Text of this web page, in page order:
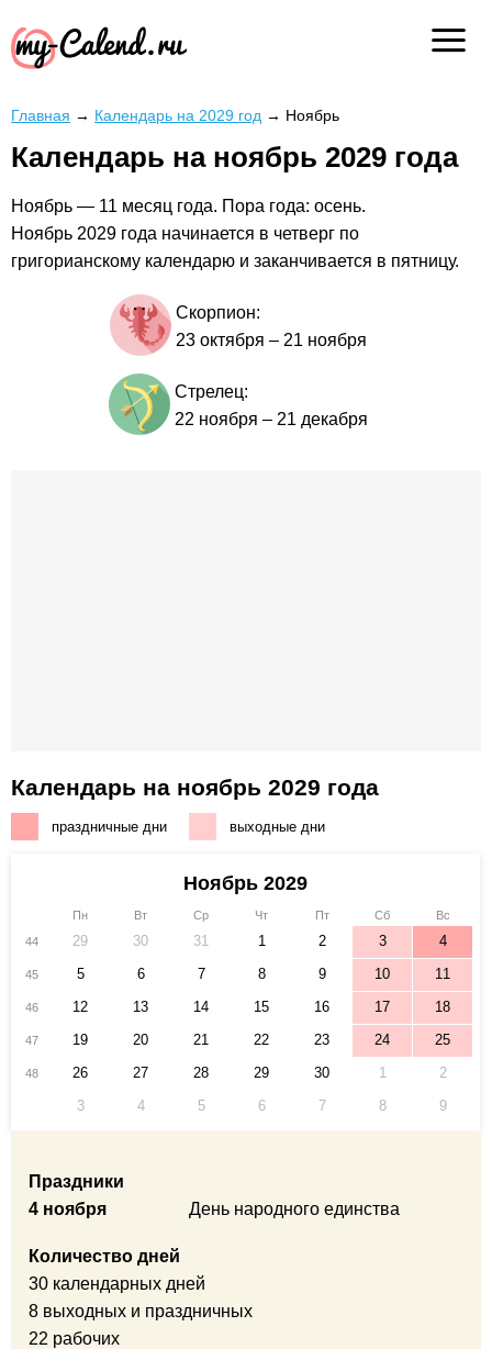
Главная → Календарь на 2029 год → Ноябрь
Календарь на ноябрь 2029 года
Ноябрь — 11 месяц года. Пора года: осень.
Ноябрь 2029 года начинается в четверг по
григорианскому календарю и заканчивается в пятницу.
Скорпион:
23 октября – 21 ноября
Стрелец:
22 ноября – 21 декабря
Календарь на ноябрь 2029 года
праздничные дни выходные дни
Ноябрь 2029
Пн Вт Ср Чт Пт Сб
Вс
44
29 30 31 1 2 3 4
45 5 6 7 8 9 10 11
46 12 13 14 15 16 17 18
47 19 20 21 22 23 24 25
48 26 27 28 29 30 1
2
3
4 5 6 7 8 9
Праздники
4 ноября
День народного единства
Количество дней
30 календарных дней
8 выходных и праздничных
22 рабочих